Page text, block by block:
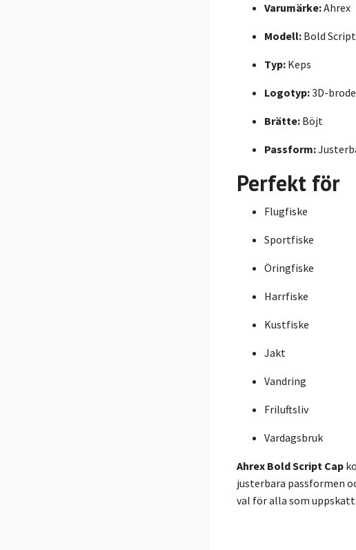
Varumärke:Ahrex
Modell: Bold
Typ: Keps
Logotyp:3D-
Brätte: Böjt
Passform:
Perfekt för
Flugfiske
Sportfiske
Öringfiske
Harrfiske
Kustfiske
Jakt
Vandring
Friluftsliv
Vardagsbruk
Ahrex Bold Script Cap
justerbara passformen
val för alla som